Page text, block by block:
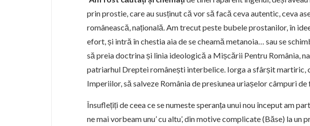
prin prostie, care au susținut că vor să facă ceva autentic, ceva
românească, națională. Am trecut peste bubele prostanilor, în
efort, și intră în chestia aia de se cheamă metanoia… sau se
să preia doctrina și linia ideologică a Mișcării Pentru România,
patriarhul Dreptei românești interbelice. Iorga a sfârșit martiric,
Imperiilor, să salveze România de presiunea uriașelor câmpuri
Însuflețiți de ceea ce se numeste speranța unui nou început am
ne mai vorbeam unu’ cu altu’, din motive complicate (Băse) la